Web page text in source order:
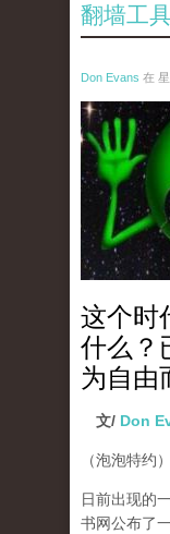
翻墙工
Don Evans 在
这个时
什么
为自由
文/ Don
（泡泡特约）
日前出现的
书网公布了